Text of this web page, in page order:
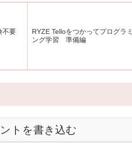
不要
RYZE Telloをつかってプログラミ
ング学習 準備編
トを書き込む